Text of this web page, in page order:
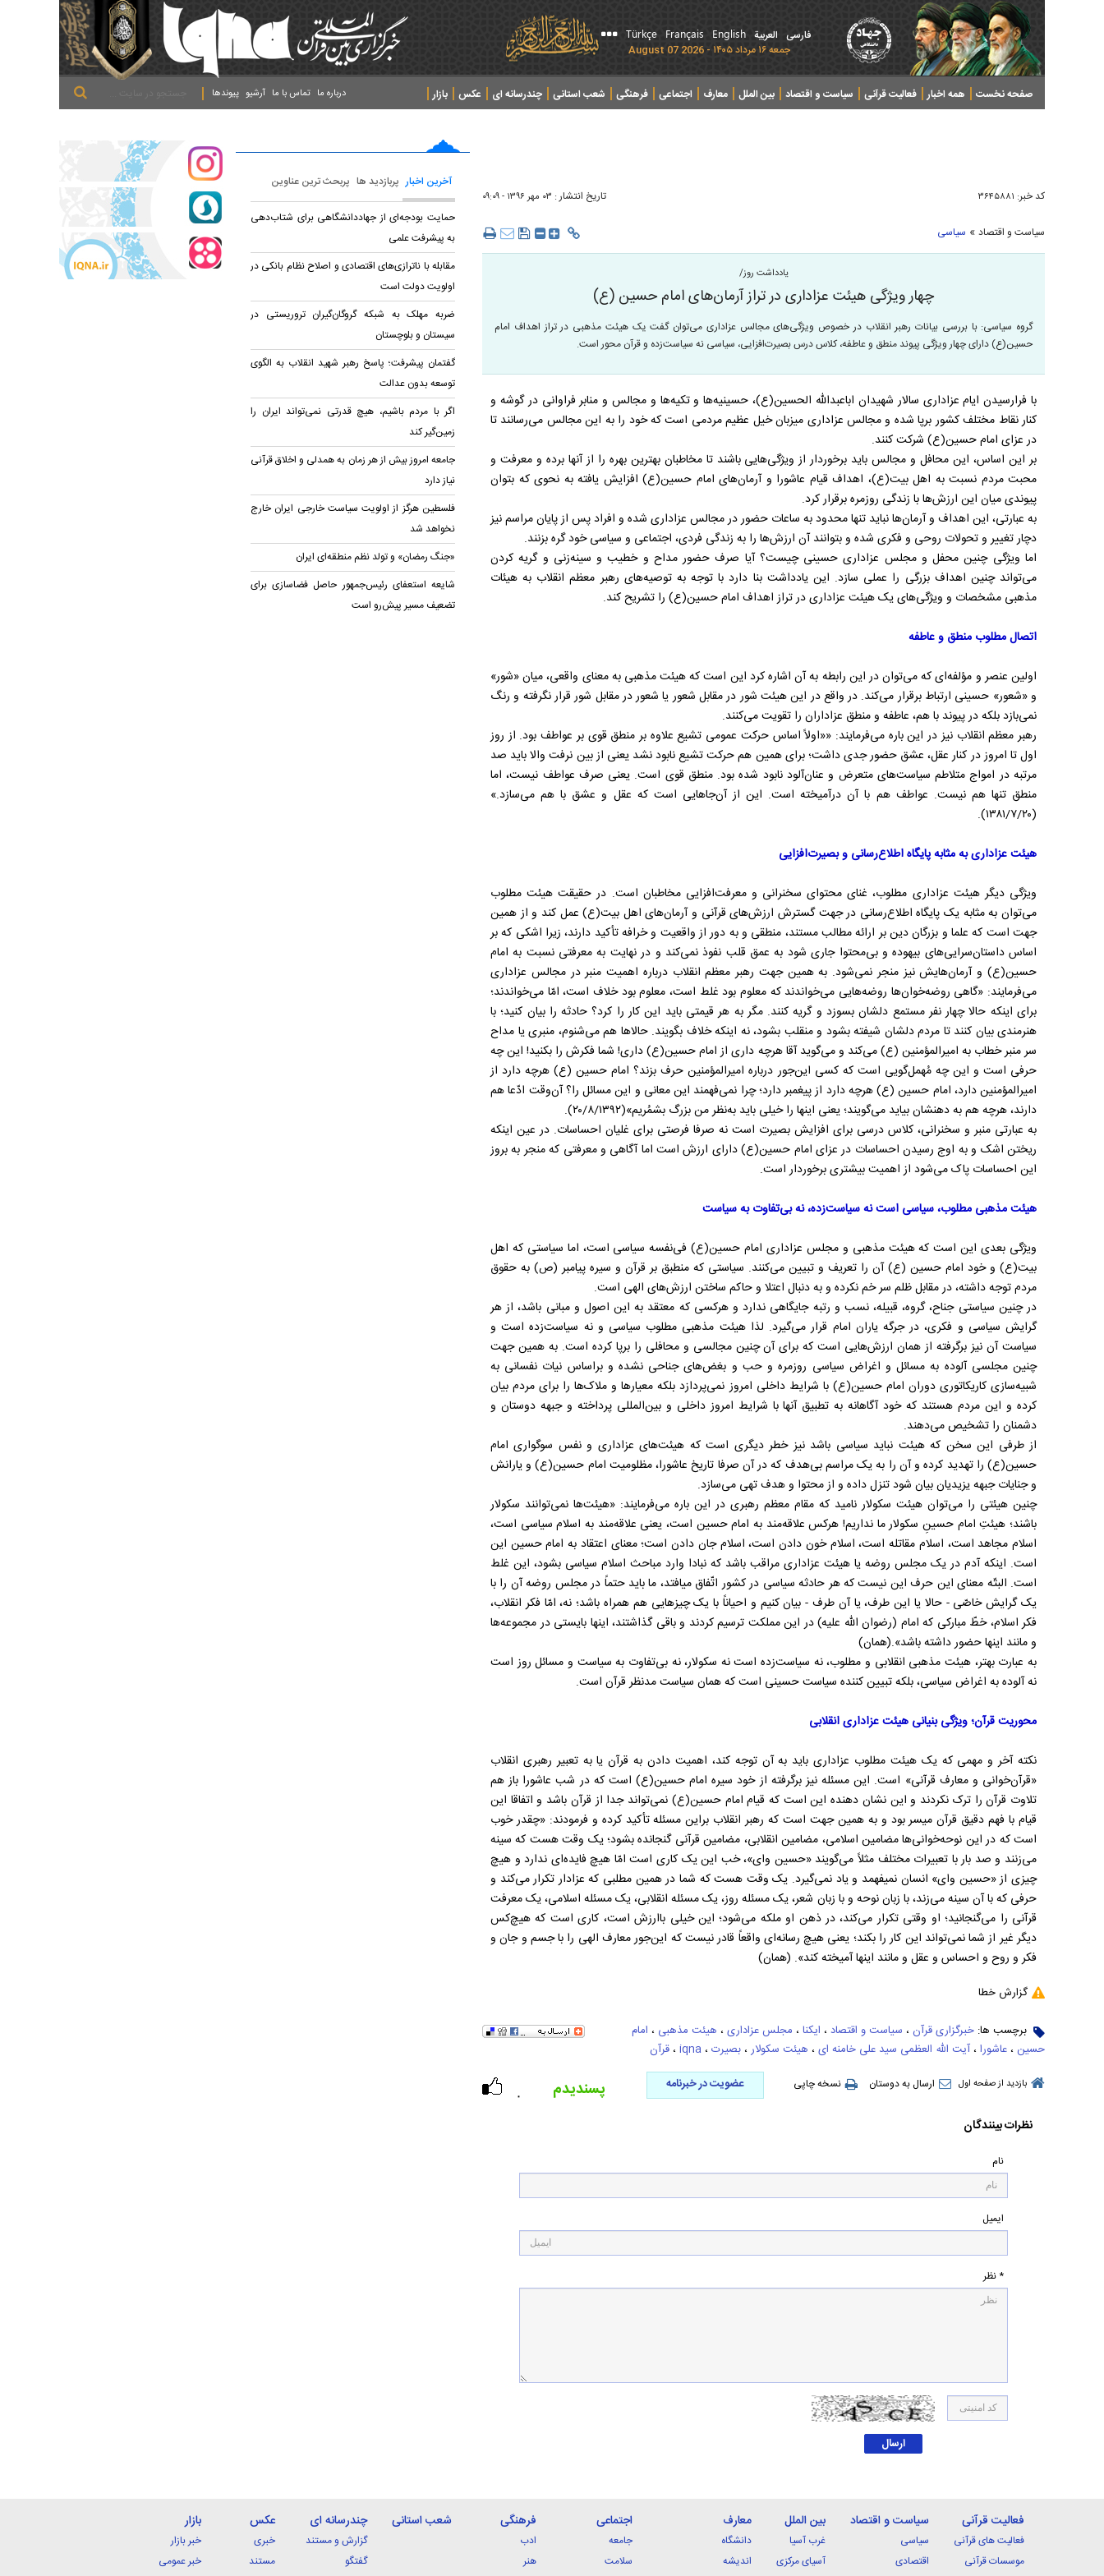
فارسی العربیة English
Français
Türkçe
جمعه ۱۶ مرداد ۱۴۰۵ - 2026 August 07
صفحه نخست همه اخبار فعالیت قرآنی سیاست و اقتصاد بین الملل معارف اجتماعی فرهنگی شعب استانی چندرسانه ای عکس
بازار
پیوندها آرشیو تماس با ما درباره ما
کد خبر: ۳۶۴۵۸۸۱ تاریخ انتشار : ۰۳ مهر ۱۳۹۶ - ۰۹:۰۹
سیاست و اقتصاد » سیاسی
یادداشت روز/
چهار ویژگی هیئت عزاداری در تراز آرمان‌های امام حسین (ع)
گروه سیاسی: با بررسی بیانات رهبر انقلاب در خصوص ویژگی‌های مجالس عزاداری می‌توان گفت یک هیئت مذهبی در تراز اهداف امام
حسین(ع) دارای چهار ویژگی پیوند منطق و عاطفه، کلاس درس بصیرت‌افزایی، سیاسی نه سیاست‌زده و قرآن ‌محور است.
با فرارسیدن ایام عزاداری سالار شهیدان اباعبدالله الحسین(ع)، حسینیه‌ها و تکیه‌ها و مجالس و منابر فراوانی در گوشه و
کنار نقاط مختلف کشور برپا شده و مجالس عزاداری میزبان خیل عظیم مردمی است که خود را به این مجالس می‌رسانند تا
در عزای امام حسین(ع) شرکت کنند.
بر این اساس، این محافل و مجالس باید برخوردار از ویژگی‌هایی باشند تا مخاطبان بهترین بهره را از آنها برده و معرفت و
محبت مردم نسبت به اهل بیت(ع)، اهداف قیام عاشورا و آرمان‌های امام حسین(ع) افزایش یافته به نحوی که بتوان
پیوندی میان این ارزش‌ها با زندگی روزمره برقرار کرد.
به عبارتی، این اهداف و آرمان‌ها نباید تنها محدود به ساعات حضور در مجالس عزاداری شده و افراد پس از پایان مراسم نیز
دچار تغییر و تحولات روحی و فکری شده و بتوانند آن ارزش‌ها را به زندگی فردی، اجتماعی و سیاسی خود گره بزنند.
اما ویژگی چنین محفل و مجلس عزاداری حسینی چیست؟ آیا صرف حضور مداح و خطیب و سینه‌زنی و گریه کردن
می‌تواند چنین اهداف بزرگی را عملی سازد. این یادداشت بنا دارد با توجه به توصیه‌های رهبر معظم انقلاب به هیئات
مذهبی مشخصات و ویژگی‌های یک هیئت عزاداری در تراز اهداف امام حسین(ع) را تشریح کند.
اتصال مطلوب منطق و عاطفه
اولین عنصر و مؤلفه‌ای که می‌توان در این رابطه به آن اشاره کرد این است که هیئت مذهبی به معنای واقعی، میان «شور»
و «شعور» حسینی ارتباط برقرار می‌کند. در واقع در این هیئت شور در مقابل شعور یا شعور در مقابل شور قرار نگرفته و رنگ
نمی‌بازد بلکه در پیوند با هم، عاطفه و منطق عزاداران را تقویت می‌کنند.
رهبر معظم انقلاب نیز در این باره می‌فرمایند: ««اولاً اساس حرکت عمومی تشیع علاوه بر منطق قوی بر عواطف بود. از روز
اول تا امروز در کنار عقل، عشق حضور جدی داشت؛ برای همین هم حرکت تشیع نابود نشد یعنی از بین نرفت والا باید صد
مرتبه در امواج متلاطم سیاست‌های متعرض و عنان­‌آلود نابود شده بود. منطق قوی است. یعنی صرف عواطف نیست، اما
منطق تنها هم نیست. عواطف هم با آن درآمیخته است. این از آن‌جاهایی است که عقل و عشق با هم می‌­سازد.»
(۱۳۸۱/۷/۲۰).
هیئت عزاداری به مثابه پایگاه اطلاع‌رسانی و بصیرت‌افزایی
ویژگی دیگر هیئت عزاداری مطلوب، غنای محتوای سخنرانی و معرفت‌افزایی مخاطبان است. در حقیقت هیئت مطلوب
می‌توان به مثابه یک پایگاه اطلاع‌رسانی در جهت گسترش ارزش‌های قرآنی و آرمان‌های اهل بیت(ع) عمل کند و از همین
جهت است که علما و بزرگان دین بر ارائه مطالب مستند، منطقی و به دور از واقعیت و خرافه تأکید دارند، زیرا اشکی که بر
اساس داستان‌سرایی‌های بیهوده و بی‌محتوا جاری شود به عمق قلب نفوذ نمی‌کند و در نهایت به معرفتی نسبت به امام
حسین(ع) و آرمان‌هایش نیز منجر نمی‌شود. به همین جهت رهبر معظم انقلاب درباره اهمیت منبر در مجالس عزاداری
می‌فرمایند: «گاهی روضه‌‌خوان‌‌ها روضه‌‌هایی می‌خواندند که معلوم بود غلط است، معلوم بود خلاف است، امّا می‌خواندند؛
برای اینکه حالا چهار نفر مستمع دلشان بسوزد و گریه کنند. مگر به هر قیمتی باید این کار را کرد؟ حادثه را بیان کنید؛ با
هنرمندی بیان کنند تا مردم دلشان شیفته بشود و منقلب بشود، نه اینکه خلاف بگویند. حالاها هم می‌شنوم، منبری یا مداح
سر منبر خطاب به امیرالمؤمنین (ع) می‌کند و می‌گوید آقا هرچه داری از امام حسین(ع) داری! شما فکرش را بکنید! این چه
حرفی است و این چه مُهمل‌‌گویی است که کسی این‌‌جور درباره امیرالمؤمنین حرف بزند؟ امام حسین (ع) هرچه دارد از
امیرالمؤمنین دارد، امام حسین (ع) هرچه دارد از پیغمبر دارد؛ چرا نمی‌فهمند این معانی و این مسائل را؟ آن‌‌وقت ادّعا هم
دارند، هرچه هم به دهنشان بیاید می‌گویند؛ یعنی اینها را خیلی باید به‌‌نظر من بزرگ بشمُریم»(۲۰/۸/۱۳۹۲).
به عبارتی منبر و سخنرانی، کلاس درسی برای افزایش بصیرت است نه صرفا فرصتی برای غلیان احساسات. در عین اینکه
ریختن اشک و به اوج رسیدن احساسات در عزای امام حسین(ع) دارای ارزش است اما آگاهی و معرفتی که منجر به بروز
این احساسات پاک می‌شود از اهمیت بیشتری برخوردار است.
هیئت مذهبی مطلوب، سیاسی است نه سیاست‌زده، نه بی‌تفاوت به سیاست
ویژگی بعدی این است که هیئت مذهبی و مجلس عزاداری امام حسین(ع) فی‌نفسه سیاسی است، اما سیاستی که اهل
بیت(ع) و خود امام حسین (ع) آن را تعریف و تبیین می‌کنند. سیاستی که منطبق بر قرآن و سیره پیامبر (ص) به حقوق
مردم توجه داشته، در مقابل ظلم سر خم نکرده و به دنبال اعتلا و حاکم ساختن ارزش‌های الهی است.
در چنین سیاستی جناح، گروه، قبیله، نسب و رتبه جایگاهی ندارد و هرکسی که معتقد به این اصول و مبانی باشد، از هر
گرایش سیاسی و فکری، در جرگه یاران امام قرار می‌گیرد. لذا هیئت مذهبی مطلوب سیاسی و نه سیاست‌زده است و
سیاست آن نیز برگرفته از همان ارزش‌هایی است که برای آن چنین مجالسی و محافلی را برپا کرده است. به همین جهت
چنین مجلسی آلوده به مسائل و اغراض سیاسی روزمره و حب و بغض‌های جناحی نشده و براساس نیات نفسانی به
شبیه‌سازی کاریکاتوری دوران امام حسین(ع) با شرایط داخلی امروز نمی‌پردازد بلکه معیارها و ملاک‌ها را برای مردم بیان
کرده و این مردم هستند که خود آگاهانه به تطبیق آنها با شرایط امروز داخلی و بین‌المللی پرداخته و جبهه دوستان و
دشمنان را تشخیص می‌دهند.
از طرفی این سخن که هیئت نباید سیاسی باشد نیز خطر دیگری است که هیئت‌های عزاداری و نفس سوگواری امام
حسین(ع) را تهدید کرده و آن را به یک مراسم بی‌هدف که در آن صرفا تاریخ عاشورا، مظلومیت امام حسین(ع) و یارانش
و جنایات جبهه یزیدیان بیان شود تنزل داده و از محتوا و هدف تهی می‌سازد.
چنین هیئتی را می‌توان هیئت سکولار نامید که مقام معظم رهبری در این باره می‌فرمایند: «هیئت‌ها نمی‌توانند سکولار
باشند؛ هیئتِ امام حسینِ سکولار ما نداریم! هرکس علاقه‌‌مند به امام حسین است، یعنی علاقه‌‌مند به اسلام سیاسی است،
اسلام مجاهد است، اسلام مقاتله است، اسلام خون دادن است، اسلام جان دادن است؛ معنای اعتقاد به امام حسین این
است. اینکه آدم در یک مجلس روضه یا هیئت عزاداری مراقب باشد که نبادا وارد مباحث اسلام سیاسی بشود، این غلط
است. البتّه معنای این حرف این نیست که هر حادثه سیاسی در کشور اتّفاق میافتد، ما باید حتماً در مجلس روضه آن را با
یک گرایش خاصّی - حالا یا این طرف، یا آن طرف - بیان کنیم و احیاناً با یک چیزهایی هم همراه باشد؛ نه، امّا فکر انقلاب،
فکر اسلام، خطّ مبارکی که امام (رضوان الله علیه) در این مملکت ترسیم کردند و باقی گذاشتند، اینها بایستی در مجموعه‌‌ها
و مانند اینها حضور داشته باشد».(همان)
به عبارت بهتر، هیئت مذهبی انقلابی و مطلوب، نه سیاست‌زده است نه سکولار، نه بی‌تفاوت به سیاست و مسائل روز است
نه آلوده به اغراض سیاسی، بلکه تبیین ‌کننده سیاست حسینی است که همان سیاست مدنظر قرآن است.
محوریت قرآن؛ ویژگی بنیانی هیئت عزاداری انقلابی
نکته آخر و مهمی که یک هیئت مطلوب عزاداری باید به آن توجه کند، اهمیت دادن به قرآن یا به تعبیر رهبری انقلاب
«قرآن‌‌خوانی و معارف قرآنی» است. این مسئله نیز برگرفته از خود سیره امام حسین(ع) است که در شب عاشورا باز هم
تلاوت قرآن را ترک نکردند و این نشان دهنده این است که قیام امام حسین(ع) نمی‌تواند جدا از قرآن باشد و اتفاقا این
قیام با فهم دقیق قرآن میسر بود و به همین جهت است که رهبر انقلاب براین مسئله تأکید کرده و فرمودند: «چقدر خوب
است که در این نوحه‌‌خوانی‌ها مضامین اسلامی، مضامین انقلابی، مضامین قرآنی گنجانده بشود؛ یک وقت هست که سینه
می‌زنند و صد بار با تعبیرات مختلف مثلاً می‌گویند «حسین وای»، خب این یک کاری است امّا هیچ فایده‌‌ای ندارد و هیچ
چیزی از «حسین وای» انسان نمیفهمد و یاد نمی‌گیرد. یک وقت هست که شما در همین مطلبی که عزادار تکرار می‌کند و
حرفی که با آن سینه می‌زند، با زبان نوحه و با زبان شعر، یک مسئله‌‌ روز، یک مسئله‌‌ انقلابی، یک مسئله‌‌ اسلامی، یک معرفت
قرآنی را می‌گنجانید؛ او وقتی تکرار می‌کند، در ذهن او ملکه می‌شود؛ این خیلی باارزش است، کاری است که هیچ‌‌کس
دیگر غیر از شما نمی‌تواند این کار را بکند؛ یعنی هیچ رسانه‌‌ای واقعاً قادر نیست که این‌‌جور معارف الهی را با جسم و جان و
فکر و روح و احساس و عقل و مانند اینها آمیخته کند». (همان)
گزارش خطا
برچسب ها: خبرگزاری قرآن ، سیاست و اقتصاد ، ایکنا ، مجلس عزاداری ، هیئت مذهبی ، امام
حسین ، عاشورا ، آیت الله العظمی سید علی خامنه ای ، هیئت سکولار ، بصیرت ، iqna ، قرآن
بازدید از صفحه اول ارسال به دوستان نسخه چاپی عضویت در خبرنامه
۰ پسندیدم
نظرات بینندگان
نام
ایمیل
* نظر
آخرین اخبار پربازدید ها پربحث ترین عناوین
حمایت بودجه‌ای از جهاددانشگاهی برای شتاب‌دهی
به پیشرفت علمی
مقابله با ناترازی‌های اقتصادی و اصلاح نظام بانکی در
اولویت دولت است
ضربه مهلک به شبکه گروگان‌گیران تروریستی در
سیستان و بلوچستان
گفتمان پیشرفت؛ پاسخ رهبر شهید انقلاب به الگوی
توسعه بدون عدالت
اگر با مردم باشیم، هیچ قدرتی نمی‌تواند ایران را
زمین‌گیر کند
جامعه امروز بیش از هر زمان به همدلی و اخلاق قرآنی
نیاز دارد
فلسطین هرگز از اولویت سیاست خارجی ایران خارج
نخواهد شد
«جنگ رمضان» و تولد نظم منطقه‌ای ایران
شایعه استعفای رئیس‌جمهور حاصل فضاسازی برای
تضعیف مسیر پیش‌رو است
فعالیت قرآنی
فعالیت های قرآنی
موسسات قرآنی
سیاست و اقتصاد
سیاسی
اقتصادی
بین الملل
غرب آسیا
آسیای مرکزی
معارف
دانشگاه
اندیشه
اجتماعی
جامعه
سلامت
فرهنگی
ادب
هنر
شعب استانی چندرسانه ای
گزارش و مستند
گفتگو
عکس
خبری
مستند
بازار
خبر بازار
خبر عمومی